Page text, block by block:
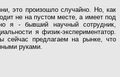
это произошло случайно. Но, как
не на пустом месте, а имеет под
я - бывший научный сотрудник,
я физик-экспериментатор.
сейчас предлагаем на рынке, что
руками.